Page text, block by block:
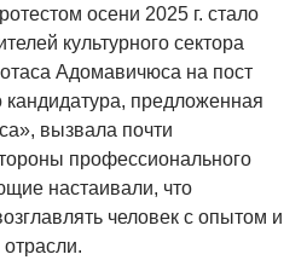
осени 2025 г. стало
культурного сектора
Адомавичюса на пост
кандидатура, предложенная
вызвала почти
профессионального
настаивали, что
человек с опытом и